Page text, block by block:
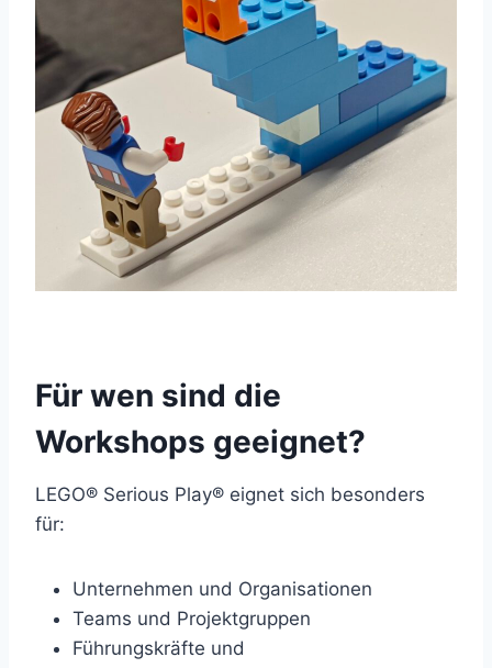
Für wen sind die
Workshops geeignet?
LEGO® Serious Play® eignet sich besonders
für:
Unternehmen und Organisationen
Teams und Projektgruppen
Führungskräfte und